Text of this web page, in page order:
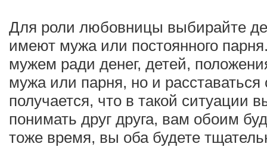
Для роли любовницы выбирайте
имеют мужа или постоянного
мужем ради денег, детей,
мужа или парня, но и расставаться
получается, что в такой ситуации
понимать друг друга, вам обоим
тоже время, вы оба будете